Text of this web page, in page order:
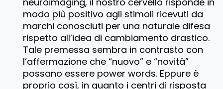
modo più positivo agli stimoli ricevuti da
marchi conosciuti per una naturale difesa
rispetto all’idea di cambiamento drastico.
Tale premessa sembra in contrasto con
l’affermazione che “nuovo” e “novità”
possano essere power words. Eppure è
proprio così, in quanto i centri di risposta